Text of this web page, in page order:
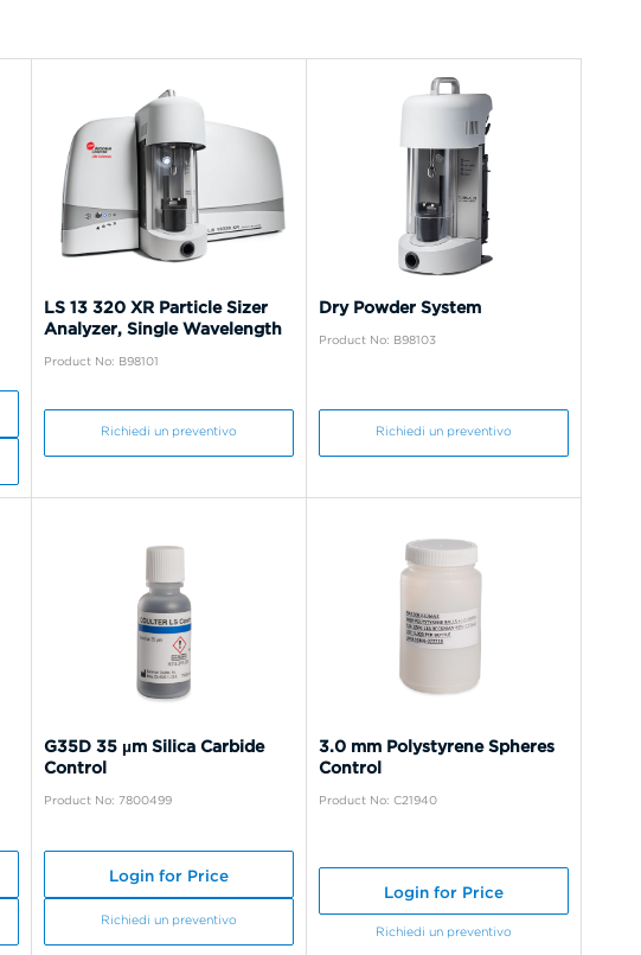
LS 13 320 XR Particle Sizer
Analyzer, Single Wavelength
Product No: B98101
Richiedi un preventivo
Dry Powder System
Product No: B98103
Richiedi un preventivo
G35D 35 µm Silica Carbide
Control
Product No: 7800499
Login for Price
Richiedi un preventivo
3.0 mm Polystyrene Spheres
Control
Product No: C21940
Login for Price
Richiedi un preventivo